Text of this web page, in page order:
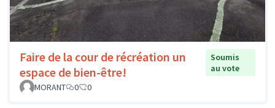
Faire de la cour de récréation un
espace de bien-être!
Soumis
au vote
MORANT
0 0